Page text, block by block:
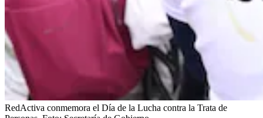
RedActiva conmemora el Día de la Lucha contra la Trata de